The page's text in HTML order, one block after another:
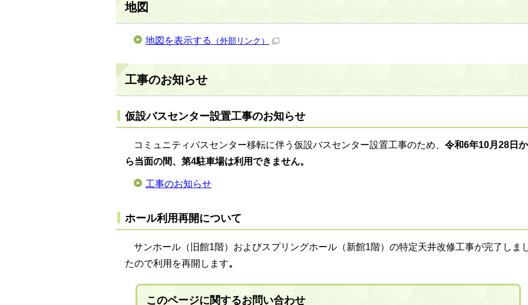
地図
地図を表示する （外部リンク）
工事のお知らせ
仮設バスセンター設置工事のお知らせ
コミュニティバスセンター移転に伴う仮設バスセンター設置工事のため、 令和6年10月28日か
ら当面の間、第4駐車場は利用できません。
工事のお知らせ
ホール利用再開について
サンホール（旧館1階）およびスプリングホール（新館1階）の特定天井改修工事が完了しま
たので利用を再開します。
このページに関するお問い合わせ